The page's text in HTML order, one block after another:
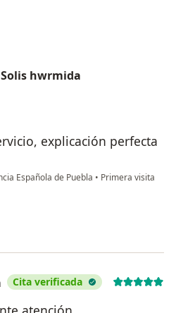
hwrmida
explicación perfecta
Española de Puebla • Primera visita
Solis hwrmida
Cita verificada